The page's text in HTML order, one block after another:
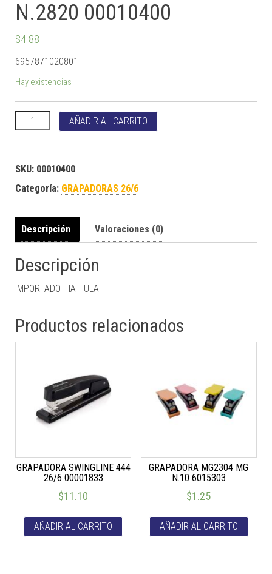
N.2820 00010400
$4.88
6957871020801
Hay existencias
GRAPADORA HUACHI N.2820 00010400 cantidad
AÑADIR AL CARRITO
SKU: 00010400
Categoría: GRAPADORAS 26/6
Descripción Valoraciones (0)
Descripción
IMPORTADO TIA TULA
Productos relacionados
GRAPADORA SWINGLINE 444
26/6 00001833
$11.10
AÑADIR AL CARRITO
GRAPADORA MG2304 MG
N.10 6015303
$1.25
AÑADIR AL CARRITO